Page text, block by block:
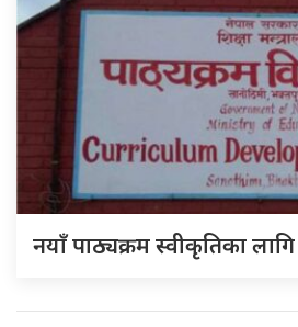
नयाँ पाठ्यक्रम स्वीकृतिका